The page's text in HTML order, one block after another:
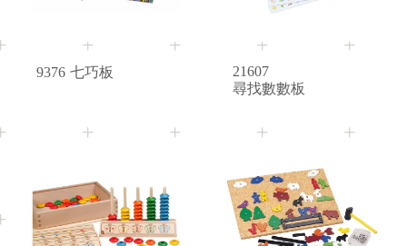
9376 七巧板
21607
尋找數數板
Age
3+ Age
3+